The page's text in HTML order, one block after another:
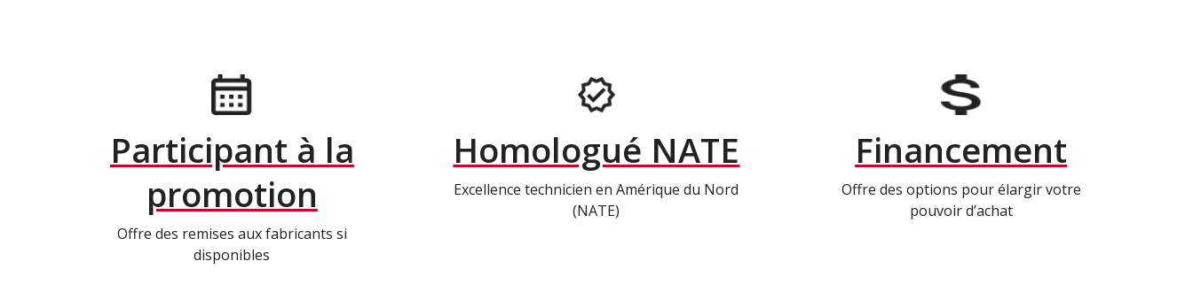
Participant à la
promotion
Offre des remises aux fabricants si
disponibles
Homologué NATE
Excellence technicien en Amérique du Nord
(NATE)
Financement
Offre des options pour élargir votre
pouvoir d’achat